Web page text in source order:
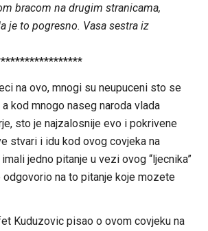
bracom na drugim stranicama,
je to pogresno. Vasa sestra iz
na ovo, mnogi su neupuceni sto se
kod mnogo naseg naroda vlada
sto je najzalosnije evo i pokrivene
stvari i idu kod ovog covjeka na
jedno pitanje u vezi ovog “ljecnika”
odgovorio na to pitanje koje mozete
Kuduzovic pisao o ovom covjeku na